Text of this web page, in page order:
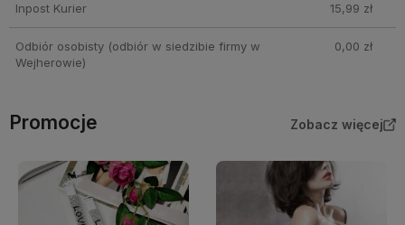
Inpost Kurier 15,99 zł
Odbiór osobisty(odbiór w siedzibie firmy w
Wejherowie)
0,00 zł
Promocje Zobacz więcej